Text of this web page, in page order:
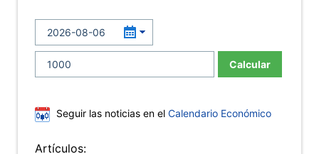
Calcular
Seguir las noticias en el Calendario Económico
Artículos: